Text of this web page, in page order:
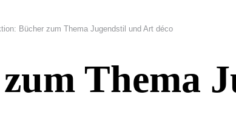
Bücher zum Thema Jugendstil und Art déco
Thema